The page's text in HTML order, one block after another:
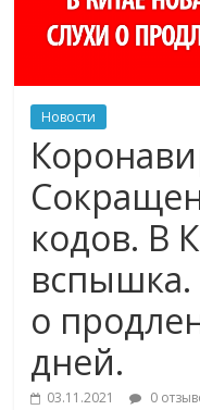
Новости
кодов. В
вспышка.
о
дней.
03.11.2021 0